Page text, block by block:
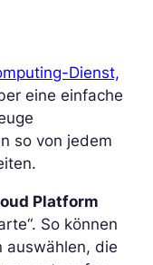
Dienst,
eine einfache
so von jedem
Platform
So können
auswählen, die